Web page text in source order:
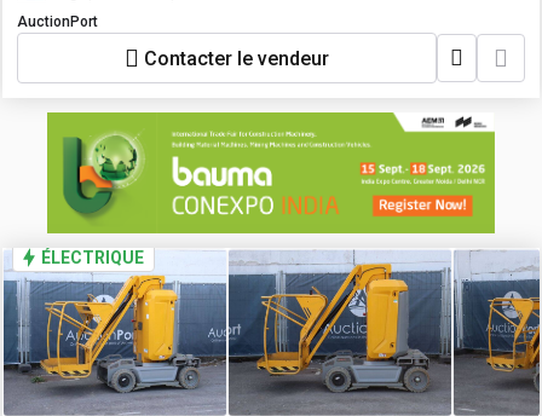
AuctionPort
Contacter le vendeur
ÉLECTRIQUE